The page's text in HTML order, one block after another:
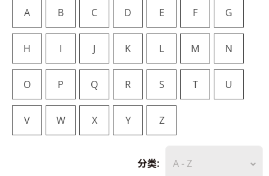
A
B C D E F G
H I J K L M N
O P Q R S T U
V W X Y Z
分类: A - Z